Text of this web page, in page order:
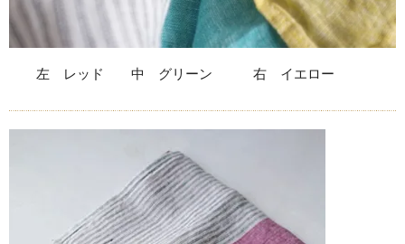
左 レッド 中 グリーン 右 イエロー